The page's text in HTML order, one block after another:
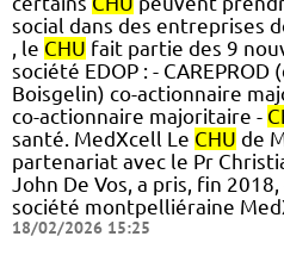
social dans des entreprises
, le CHU fait partie des 9
société EDOP : -
Boisgelin) co-actionnaire
co-actionnaire majoritaire -
santé. MedXcell Le CHU de
partenariat avec le Pr
John De Vos, a pris, fin
société montpelliéraine
18/02/2026 15:25